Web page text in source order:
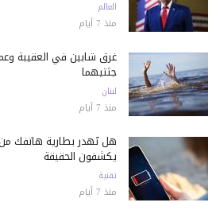
العالم
منذ 7 أيام
غرق شابين في العقيبة
جثتيهما
لبنان
منذ 7 أيام
هل تُهدر بطارية هاتفك
يكشفون الحقيقة
تقنية
منذ 7 أيام